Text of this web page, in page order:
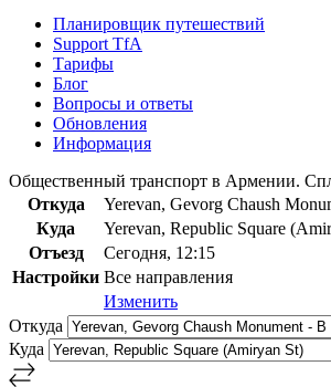
Планировщик путешествий
Support TfA
Тарифы
Блог
Вопросы и ответы
Обновления
Информация
Общественный транспорт в Армении.
Откуда
Yerevan, Gevorg Chaush
Куда
Yerevan, Republic Square
Отъезд
Сегодня, 12:15
Настройки Все направления
Изменить
Откуда
Куда